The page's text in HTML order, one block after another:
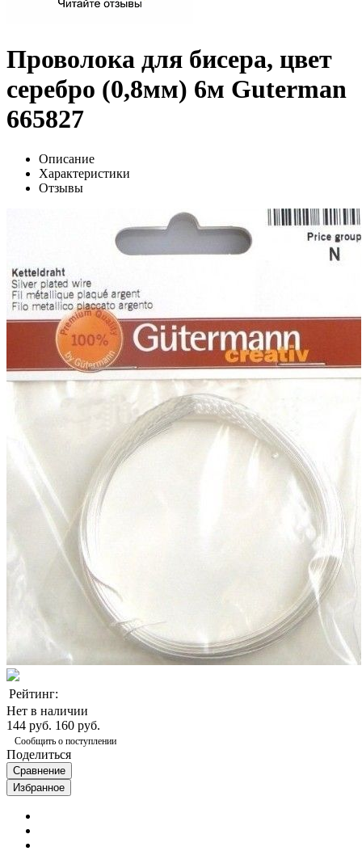
Проволока для бисера, цвет
серебро (0,8мм) 6м Guterman
665827
Описание
Характеристики
Отзывы
Рейтинг:
Нет в наличии
144 руб. 160 руб.
Сообщить о поступлении
Поделиться
Сравнение
Избранное